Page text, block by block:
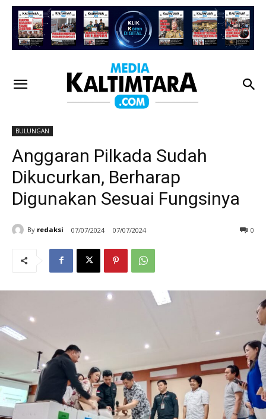
BULUNGAN
Anggaran Pilkada Sudah
Dikucurkan, Berharap
Digunakan Sesuai Fungsinya
By redaksi 07/07/2024 07/07/2024 0